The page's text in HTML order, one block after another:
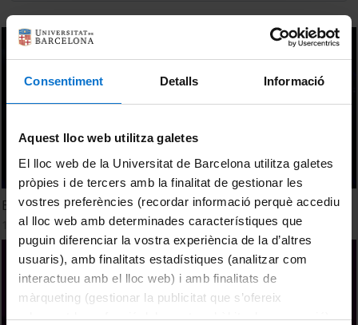
Consentiment Detalls Informació
Aquest lloc web utilitza galetes
El lloc web de la Universitat de Barcelona utilitza galetes
pròpies i de tercers amb la finalitat de gestionar les
vostres preferències (recordar informació perquè accediu
al lloc web amb determinades característiques que
puguin diferenciar la vostra experiència de la d’altres
usuaris), amb finalitats estadístiques (analitzar com
interactueu amb el lloc web) i amb finalitats de
màrqueting (gestionar la publicitat que s’ofereix
adequant-la en funció dels vostres hàbits de navegació).
Benvinguts a UB Alma Mater 2024
11 December, 2024